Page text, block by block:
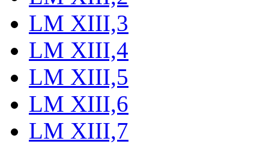
LM XIII,3
LM XIII,4
LM XIII,5
LM XIII,6
LM XIII,7